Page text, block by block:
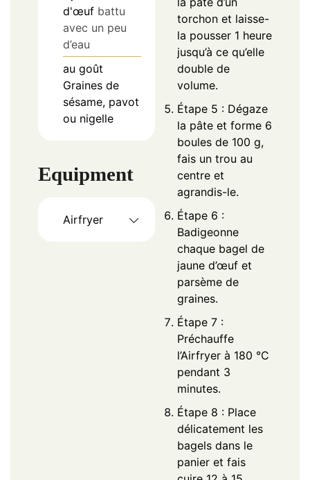
d'œuf battu
avec un peu
d’eau
au goût
Graines de
sésame, pavot
ou nigelle
Equipment
Airfryer
torchon et laisse-
la pousser 1 heure
jusqu’à ce qu’elle
double de
volume.
Étape 5 : Dégaze
la pâte et forme 6
boules de 100 g,
fais un trou au
centre et
agrandis-le.
Étape 6 :
Badigeonne
chaque bagel de
jaune d’œuf et
parsème de
graines.
Étape 7 :
Préchauffe
l’Airfryer à 180 °C
pendant 3
minutes.
Étape 8 : Place
délicatement les
bagels dans le
panier et fais